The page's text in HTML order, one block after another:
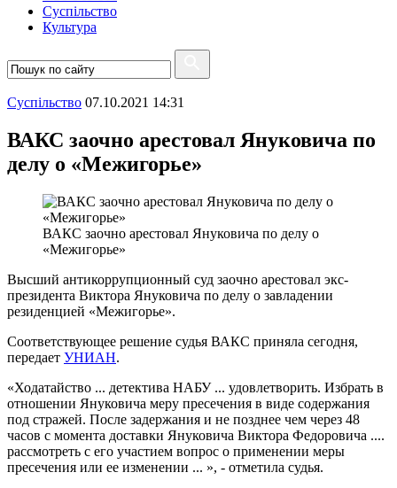
Суспiльство
Культура
Суспiльство 07.10.2021 14:31
ВАКС заочно арестовал Януковича по
делу о «Межигорье»
ВАКС заочно арестовал Януковича по делу о
«Межигорье»
Высший антикоррупционный суд заочно арестовал экс-
президента Виктора Януковича по делу о завладении
резиденцией «Межигорье».
Соответствующее решение судья ВАКС приняла сегодня,
передает УНИАН.
«Ходатайство ... детектива НАБУ ... удовлетворить. Избрать в
отношении Януковича меру пресечения в виде содержания
под стражей. После задержания и не позднее чем через 48
часов с момента доставки Януковича Виктора Федоровича ....
рассмотреть с его участием вопрос о применении меры
пресечения или ее изменении ... », - отметила судья.